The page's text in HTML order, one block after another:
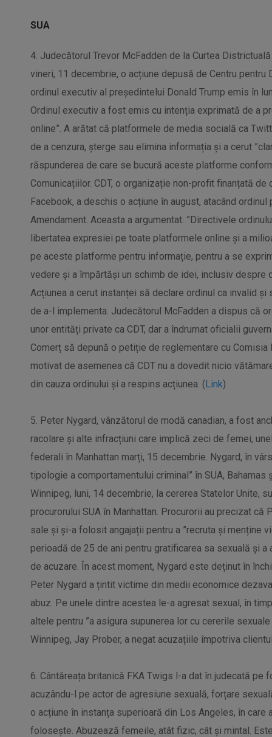
SUA
4. Judecătorul Trevor McFadden de la Curtea
vineri, 11 decembrie, o acțiune depusă de Centru pentru
ordinul executiv al președintelui Donald Trump emis în
Ordinul executiv a fost emis cu intenția exprimată de a
online”. A arătat că platformele de media socială ca
de a cenzura, șterge sau elimina informația și a cerut
răspunderea de care se bucură aceste platforme
Comunicațiilor. CDT, o organizație non-profit finanțată
Facebook, a deschis o acțiune în august, atacând
Amendament. Aceasta a argumentat: ”Directivele
libertatea expresiei pe toate platformele online și a
pe aceste platforme pentru informație, pentru a se
vedere și a împărtăși un schimb de idei, inclusiv
Acțiunea a cerut instanței să declare ordinul ca invalid
de a-l implementa. Judecătorul McFadden a dispus că
unor entități private ca CDT, dar a îndrumat oficialii
Comerț să depună o petiție de reglementare cu Comisia
motivat de asemenea că CDT nu a dovedit nicio
din cauza ordinului și a respins acțiunea. (Link)
5. Peter Nygard, vânzătorul de modă canadian, a fost
racolare și alte infracțiuni care implică zeci de femei,
federali în Manhattan marți, 15 decembrie. Nygard, în
tipologie a comportamentului criminal” în SUA,
Winnipeg, luni, 14 decembrie, la cererea Statelor Unite,
procurorului SUA în Manhattan. Procurorii au precizat
sale și și-a folosit angajații pentru a ”recruta și menține
perioadă de 25 de ani pentru gratificarea sa sexuală și
de acuzare. În acest moment, Nygard este deținut în
Peter Nygard a țintit victime din medii economice
abuz. Pe unele dintre acestea le-a agresat sexual, în
altele pentru ”a asigura supunerea lor cu cererile
Winnipeg, Jay Prober, a negat acuzațiile împotriva
6. Cântăreața britanică FKA Twigs l-a dat în judecată pe
acuzându-l pe actor de agresiune sexuală, forțare
o acțiune în instanța superioară din Los Angeles, în care
folosește. Abuzează femeile, atât fizic, cât și mintal.